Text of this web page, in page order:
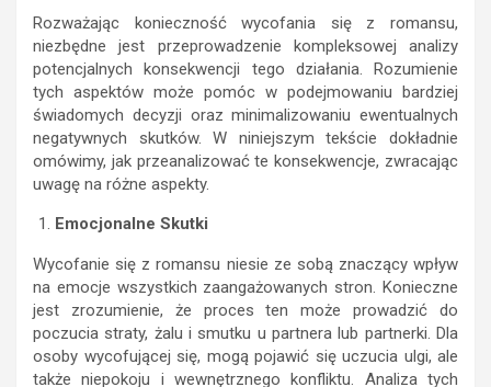
Rozważając konieczność wycofania się z romansu,
niezbędne jest przeprowadzenie kompleksowej analizy
potencjalnych konsekwencji tego działania. Rozumienie
tych aspektów może pomóc w podejmowaniu bardziej
świadomych decyzji oraz minimalizowaniu ewentualnych
negatywnych skutków. W niniejszym tekście dokładnie
omówimy, jak przeanalizować te konsekwencje, zwracając
uwagę na różne aspekty.
Emocjonalne Skutki
Wycofanie się z romansu niesie ze sobą znaczący wpływ
na emocje wszystkich zaangażowanych stron. Konieczne
jest zrozumienie, że proces ten może prowadzić do
poczucia straty, żalu i smutku u partnera lub partnerki. Dla
osoby wycofującej się, mogą pojawić się uczucia ulgi, ale
także niepokoju i wewnętrznego konfliktu. Analiza tych